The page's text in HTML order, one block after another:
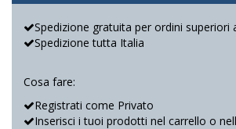
Spedizione gratuita per ordini superiori
Spedizione tutta Italia
Cosa fare:
Registrati come Privato
Inserisci i tuoi prodotti nel carrello o